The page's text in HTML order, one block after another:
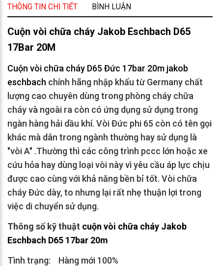
THÔNG TIN CHI TIẾT BÌNH LUẬN
Cuộn vòi chữa cháy Jakob Eschbach D65
17Bar 20M
Cuộn vòi chữa cháy D65 Đức 17bar 20m jakob
eschbach chính hãng nhập khẩu từ Germany chất
lượng cao chuyên dùng trong phòng cháy chữa
cháy và ngoài ra còn có ứng dụng sử dụng trong
ngàn hàng hải dầu khí. Vòi Đức phi 65 còn có tên gọi
khác mà dân trong ngành thường hay sử dụng là
"vòi A" .Thường thì các công trình pccc lớn hoặc xe
cứu hỏa hay dùng loại vòi này vì yêu cầu áp lực chịu
được cao cùng với khả năng bền bỉ tốt. Vòi chữa
cháy Đức dày, to nhưng lại rất nhẹ thuận lợi trong
việc di chuyển sử dụng.
Thông số kỹ thuật cuộn vòi chữa cháy Jakob
Eschbach D65 17bar 20m
Tình trạng: Hàng mới 100%